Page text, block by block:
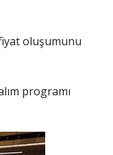
fiyat oluşumunu
programı